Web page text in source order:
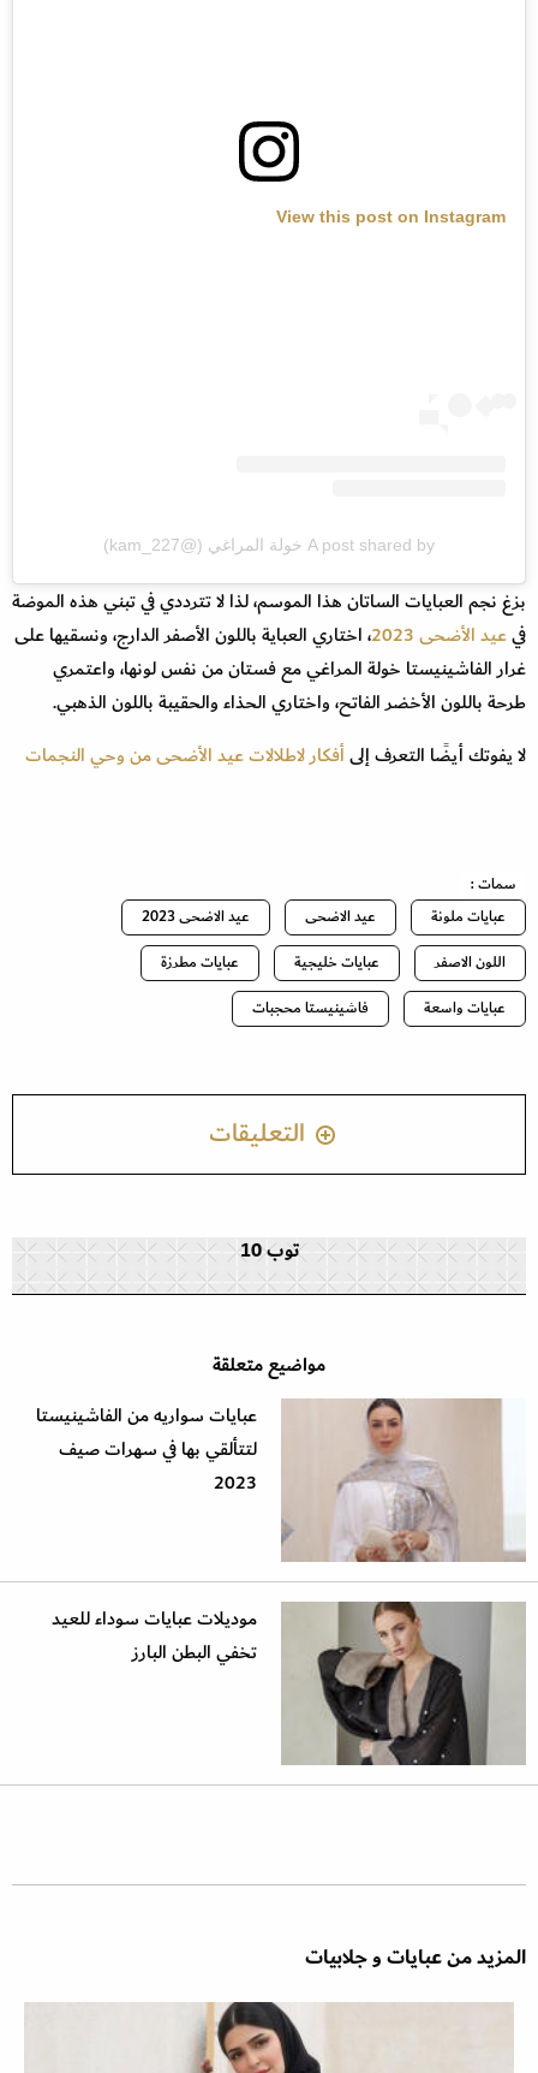
View this post on Instagram
A post shared by خولة المراغي (@kam_227)
بزغ نجم العبايات الساتان هذا الموسم، لذا لا تترددي في تبني هذه الموضة
فيعيد الأضحى 2023
، اختاري العباية باللون الأصفر الدارج، ونسقيها على
غرار الفاشينيستا خولة المراغي مع فستان من نفس لونها، واعتمري
طرحة باللون الأخضر الفاتح، واختاري الحذاء والحقيبة باللون الذهبي.
لا يفوتك أيضًا التعرف إلىأفكار لاطلالات عيد الأضحى من وحي النجمات
سمات :
عبايات ملونة
عيد الاضحى
عيد الاضحى 2023
اللون الاصفر
عبايات خليجية
عبايات مطرزة
عبايات واسعة
فاشينيستا محجبات
التعليقات
توب 10
مواضيع متعلقة
عبايات سواريه من الفاشينيستا
لتتألقي بها في سهرات صيف
2023
موديلات عبايات سوداء للعيد
تخفي البطن البارز
المزيد من عبايات و جلابيات